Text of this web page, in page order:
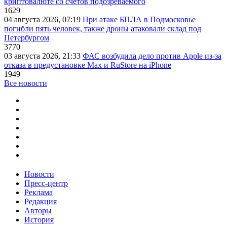
1629
04 августа 2026, 07:19 При атаке БПЛА в Подмосковье
погибли пять человек, также дроны атаковали склад под
Петербургом
3770
03 августа 2026, 21:33 ФАС возбудила дело против Apple из-за
отказа в предустановке Max и RuStore на iPhone
1949
Все новости
Новости
Пресс-центр
Реклама
Редакция
Авторы
История